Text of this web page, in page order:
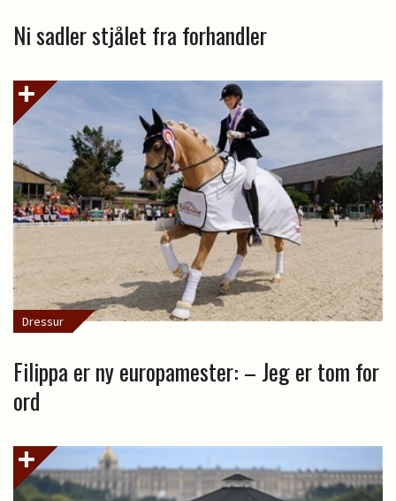
Ni sadler stjålet fra forhandler
Dressur
Filippa er ny europamester: – Jeg er tom for
ord